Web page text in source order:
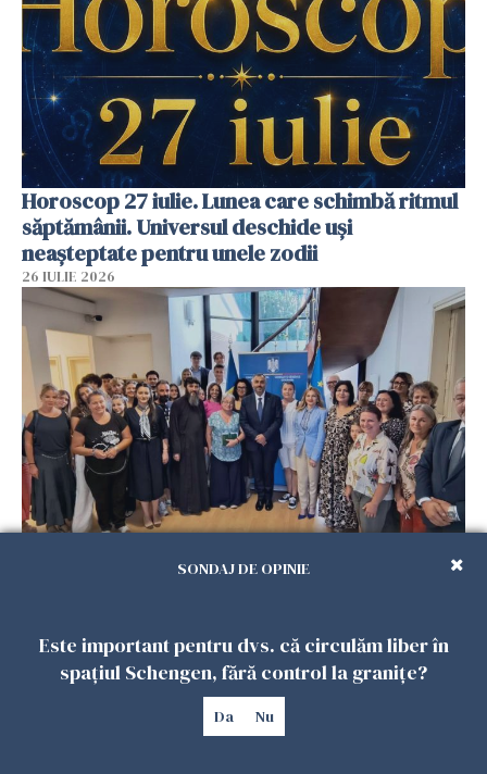
Horoscop 27 iulie. Lunea care schimbă ritmul
săptămânii. Universul deschide uși
neașteptate pentru unele zodii
26 IULIE 2026
Consulatul României la Roma promite
SONDAJ DE OPINIE
Este important pentru dvs. că circulăm liber în
spațiul Schengen, fără control la granițe?
Da Nu